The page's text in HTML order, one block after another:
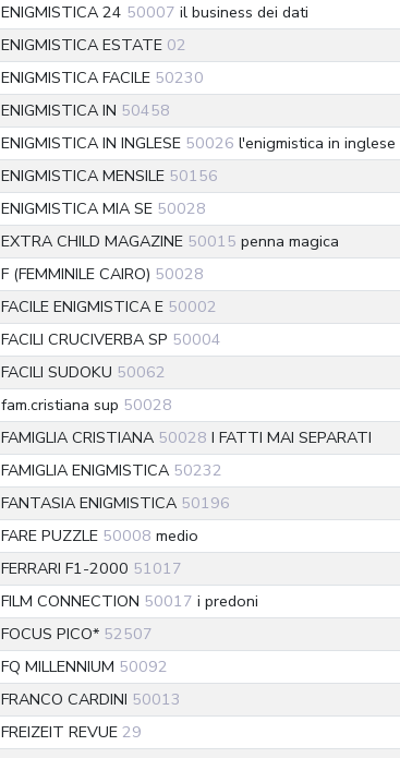
ENIGMISTICA 24 50007 il business dei dati
ENIGMISTICA ESTATE 02
ENIGMISTICA FACILE 50230
ENIGMISTICA IN 50458
ENIGMISTICA IN INGLESE 50026 l'enigmistica in inglese
ENIGMISTICA MENSILE 50156
ENIGMISTICA MIA SE 50028
EXTRA CHILD MAGAZINE 50015 penna magica
F (FEMMINILE CAIRO) 50028
FACILE ENIGMISTICA E 50002
FACILI CRUCIVERBA SP 50004
FACILI SUDOKU 50062
fam.cristiana sup 50028
FAMIGLIA CRISTIANA 50028 I FATTI MAI SEPARATI
FAMIGLIA ENIGMISTICA 50232
FANTASIA ENIGMISTICA 50196
FARE PUZZLE 50008 medio
FERRARI F1-2000 51017
FILM CONNECTION 50017 i predoni
FOCUS PICO* 52507
FQ MILLENNIUM 50092
FRANCO CARDINI 50013
FREIZEIT REVUE 29